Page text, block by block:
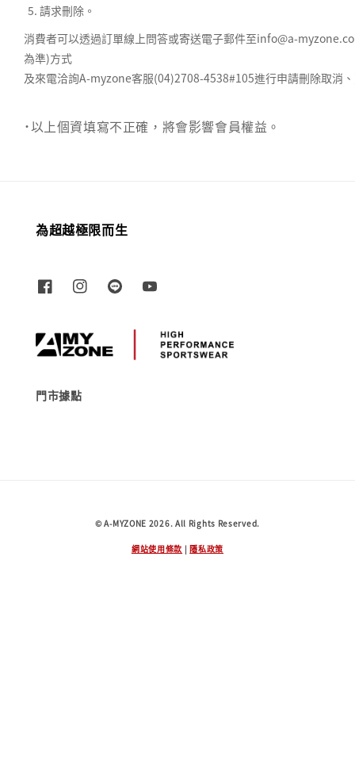
請求刪除。
消費者可以透過訂單線上問答或寄送電子郵件至info@a-
為準)方式
及來電洽詢A-myzone客服(04)2708-4538#105進行申請刪除取消
˙以上個資填寫不正確，將會影響會員權益。
為超越極限而生
門市據點
© A-MYZONE 2026. All Rights Reserved.
網站使用條款 |隱私政策